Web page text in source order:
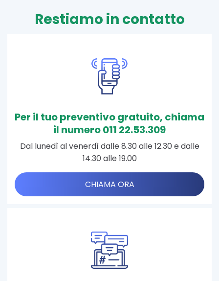
Restiamo in contatto
Per il tuo preventivo gratuito, chiama
il numero 011 22.53.309
Dal lunedì al venerdì dalle 8.30 alle 12.30 e dalle
14.30 alle 19.00
CHIAMA ORA